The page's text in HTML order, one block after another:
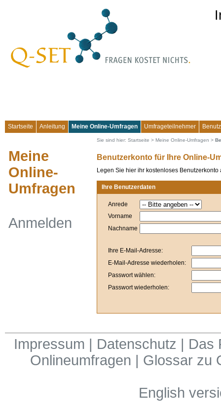
Startseite Anleitung Meine Online-Umfragen Umfrageteilnehmer
Sie sind hier: Startseite > Meine Online-Umfragen >
Benutzerkonto für Ihre Online-
Legen Sie hier ihr kostenloses Benutzerkonto
Ihre Benutzerdaten
Anrede
Vorname
Nachname
Ihre E-Mail-Adresse:
E-Mail-Adresse wiederholen:
Passwort wählen:
Passwort wiederholen:
Meine
Online-
Umfragen
Anmelden
Impressum | Datenschutz | Das
Onlineumfragen | Glossar zu
English